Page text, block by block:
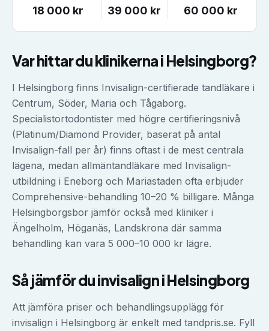
18 000 kr 39 000 kr 60 000 kr
Var hittar du klinikerna i Helsingborg?
I Helsingborg finns Invisalign-certifierade tandläkare i
Centrum, Söder, Maria och Tågaborg.
Specialistortodontister med högre certifieringsnivå
(Platinum/Diamond Provider, baserat på antal
Invisalign-fall per år) finns oftast i de mest centrala
lägena, medan allmäntandläkare med Invisalign-
utbildning i Eneborg och Mariastaden ofta erbjuder
Comprehensive-behandling 10–20 % billigare. Många
Helsingborgsbor jämför också med kliniker i
Ängelholm, Höganäs, Landskrona där samma
behandling kan vara 5 000–10 000 kr lägre.
Så jämför duinvisaligniHelsingborg
Att jämföra priser och behandlingsupplägg för
invisalign i Helsingborg är enkelt med tandpris.se. Fyll